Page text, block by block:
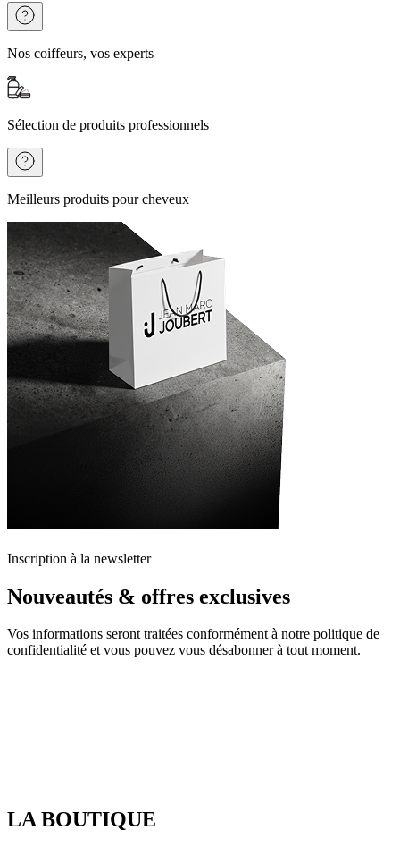
Nos coiffeurs, vos experts
Sélection de produits professionnels
Meilleurs produits pour cheveux
Inscription à la newsletter
Nouveautés & offres exclusives
Vos informations seront traitées conformément à notre politique de
confidentialité et vous pouvez vous désabonner à tout moment.
LA BOUTIQUE